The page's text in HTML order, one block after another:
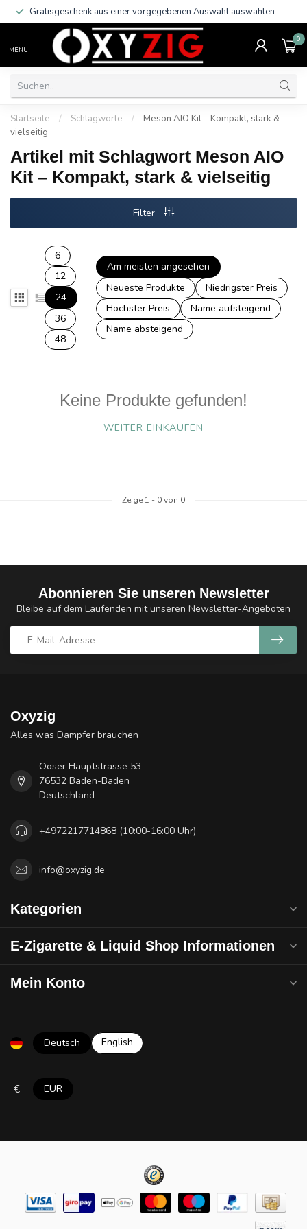
Gratisgeschenk aus einer vorgegebenen Auswahl auswählen
MENU
0
Startseite / Schlagworte /
Meson AIO Kit – Kompakt, stark &
vielseitig
Artikel mit Schlagwort Meson AIO
Kit – Kompakt, stark & vielseitig
Filter
6
12
24
36
48
Am meisten angesehen
Neueste Produkte
Niedrigster Preis
Höchster Preis
Name aufsteigend
Name absteigend
Keine Produkte gefunden!
WEITER EINKAUFEN
Zeige 1 - 0von 0
Abonnieren Sie unseren Newsletter
Bleibe auf dem Laufenden mit unseren Newsletter-Angeboten
Oxyzig
Alles was Dampfer brauchen
Ooser Hauptstrasse 53
76532 Baden-Baden
Deutschland
+4972217714868 (10:00-16:00 Uhr)
info@oxyzig.de
Kategorien
E-Zigarette & Liquid Shop Informationen
Mein Konto
Deutsch English
€ EUR